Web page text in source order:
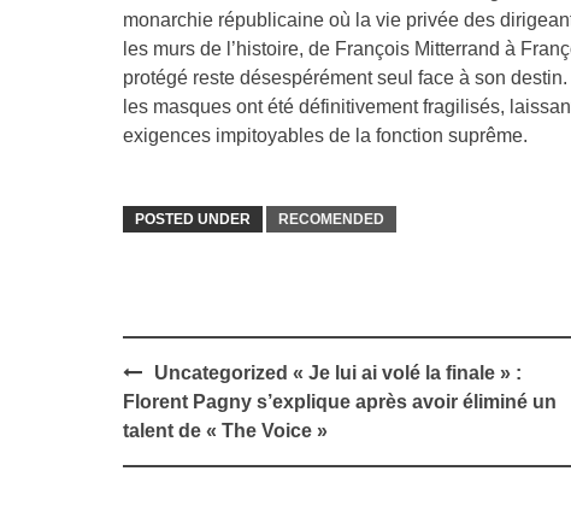
monarchie républicaine où la vie privée des
les murs de l’histoire, de François Mitterrand à
protégé reste désespérément seul face à son
les masques ont été définitivement fragilisés,
exigences impitoyables de la fonction suprême.
POSTED UNDER RECOMENDED
Post
navigation
Uncategorized « Je lui ai volé la finale » :
Florent Pagny s’explique après avoir éliminé un
talent de « The Voice »